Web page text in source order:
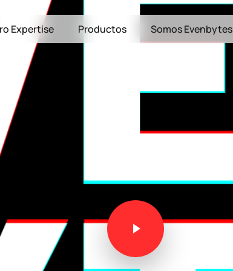
Expertise Productos Somos Evenbytes
Play Video